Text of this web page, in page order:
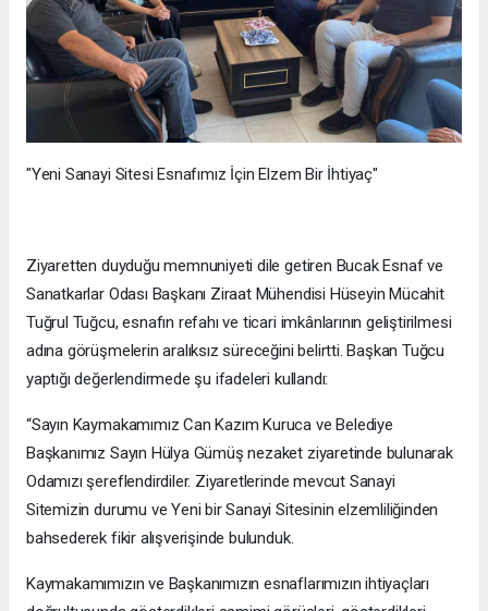
"Yeni Sanayi Sitesi Esnafımız İçin Elzem Bir İhtiyaç"
Ziyaretten duyduğu memnuniyeti dile getiren Bucak Esnaf ve
Sanatkarlar Odası Başkanı Ziraat Mühendisi Hüseyin Mücahit
Tuğrul Tuğcu, esnafın refahı ve ticari imkânlarının geliştirilmesi
adına görüşmelerin aralıksız süreceğini belirtti. Başkan Tuğcu
yaptığı değerlendirmede şu ifadeleri kullandı:
“Sayın Kaymakamımız Can Kazım Kuruca ve Belediye
Başkanımız Sayın Hülya Gümüş nezaket ziyaretinde bulunarak
Odamızı şereflendirdiler. Ziyaretlerinde mevcut Sanayi
Sitemizin durumu ve Yeni bir Sanayi Sitesinin elzemliliğinden
bahsederek fikir alışverişinde bulunduk.
Kaymakamımızın ve Başkanımızın esnaflarımızın ihtiyaçları